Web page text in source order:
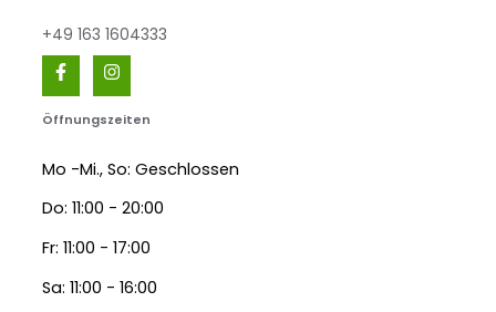
+49 163 1604333
Öffnungszeiten
Mo -Mi., So: Geschlossen
Do: 11:00 - 20:00
Fr: 11:00 - 17:00
Sa: 11:00 - 16:00